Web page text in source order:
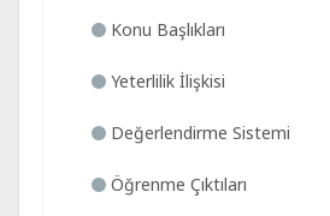
Konu Başlıkları
Yeterlilik İlişkisi
Değerlendirme Sistemi
Öğrenme Çıktıları